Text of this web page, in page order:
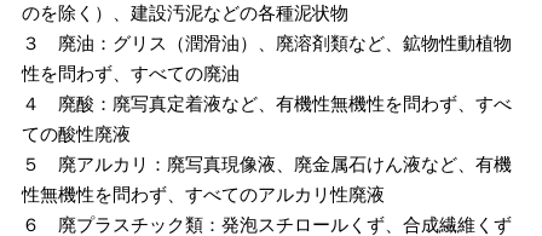
のを除く）、建設汚泥などの各種泥状物
３ 廃油：グリス（潤滑油）、廃溶剤類など、鉱物性動植物
性を問わず、すべての廃油
４ 廃酸：廃写真定着液など、有機性無機性を問わず、すべ
ての酸性廃液
５ 廃アルカリ：廃写真現像液、廃金属石けん液など、有機
性無機性を問わず、すべてのアルカリ性廃液
６ 廃プラスチック類：発泡スチロールくず、合成繊維くず